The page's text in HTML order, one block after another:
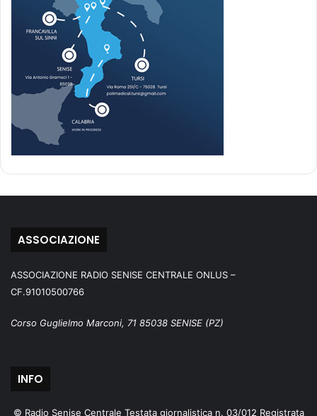
ASSOCIAZIONE
ASSOCIAZIONE RADIO SENISE CENTRALE ONLUS –
CF.91010500766
Corso Guglielmo Marconi, 71 85038 SENISE (PZ)
INFO
© Radio Senise Centrale Testata giornalistica n. 03/012 Registrata